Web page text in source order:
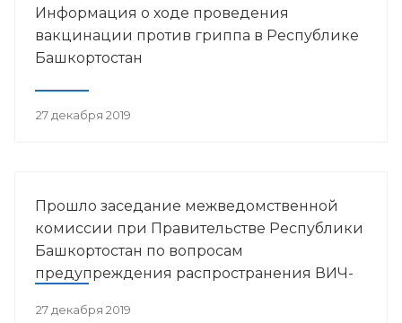
Информация о ходе проведения
вакцинации против гриппа в Республике
Башкортостан
27 декабря 2019
Прошло заседание межведомственной
комиссии при Правительстве Республики
Башкортостан по вопросам
предупреждения распространения ВИЧ-
27 декабря 2019